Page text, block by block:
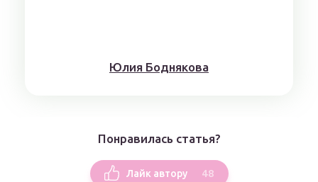
Юлия Боднякова
Понравилась статья?
Лайк автору 48